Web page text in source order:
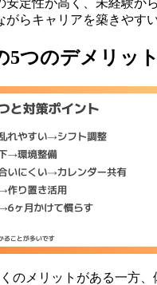
がらキャリアを築きやす
5つのデメリッ
のメリットがある一方、